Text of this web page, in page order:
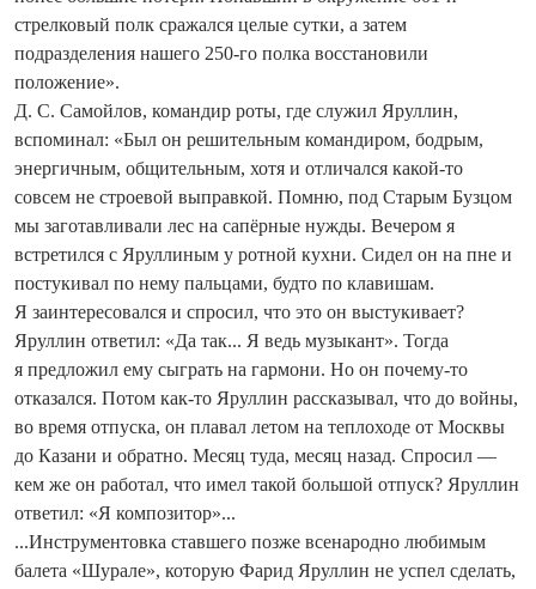
стрелковый полк сражался целые сутки, а затем
подразделения нашего 250-го полка восстановили
положение».
Д. С. Самойлов, командир роты, где служил Яруллин,
вспоминал: «Был он решительным командиром, бодрым,
энергичным, общительным, хотя и отличался какой‑то
совсем не строевой выправкой. Помню, под Старым Бузцом
мы заготавливали лес на сапёрные нужды. Вечером я
встретился с Яруллиным у ротной кухни. Сидел он на пне и
постукивал по нему пальцами, будто по клавишам.
Я заинтересовался и спросил, что это он выстукивает?
Яруллин ответил: «Да так... Я ведь музыкант». Тогда
я предложил ему сыграть на гармони. Но он почему-то
отказался. Потом как-то Яруллин рассказывал, что до войны,
во время отпуска, он плавал летом на теплоходе от Москвы
до Казани и обратно. Месяц туда, месяц назад. Спросил —
кем же он работал, что имел такой большой отпуск? Яруллин
ответил: «Я композитор»...
...Инструментовка ставшего позже всенародно любимым
балета «Шурале», которую Фарид Яруллин не успел сделать,